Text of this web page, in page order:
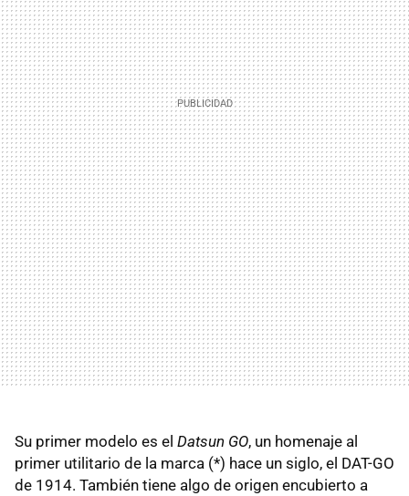
Su primer modelo es el Datsun GO, un homenaje al
primer utilitario de la marca (*) hace un siglo, el DAT-GO
de 1914. También tiene algo de origen encubierto a